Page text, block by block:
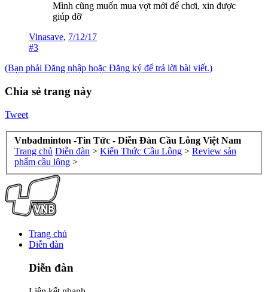
Mình cũng muốn mua vợt mới để chơi, xin được
giúp đỡ
Vinasave, 7/12/17
#3
(Bạn phải Đăng nhập hoặc Đăng ký để trả lời bài viết.)
Chia sẻ trang này
Tweet
Vnbadminton -Tin Tức - Diễn Đàn Cầu Lông Việt Nam
Trang chủ Diễn đàn > Kiến Thức Cầu Lông > Review sản
phẩm cầu lông >
Trang chủ
Diễn đàn
Diễn đàn